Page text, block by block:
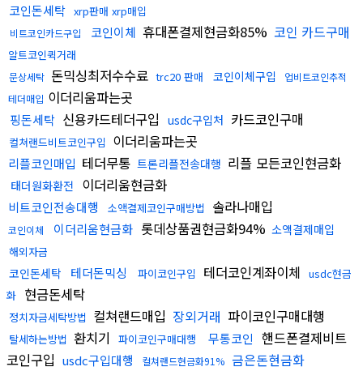
코인돈세탁 xrp판매 xrp매입
비트코인카드구입 코인이체 휴대폰결제현금화85% 코인 카드구매
알트코인퀵거래
문상세탁 돈믹싱최저수수료 trc20 판매 코인이체구입
업비트코인추적
테더매입 이더리움파는곳
핑돈세탁 신용카드테더구입 usdc구입처 카드코인구매
컬쳐랜드비트코인구입 이더리움파는곳
리플코인매입 테더무통 트론리플전송대행 리플 모든코인현금화
태더원화환전 이더리움현금화
비트코인전송대행 소액결제코인구매방법 솔라나매입
코인이체 이더리움현금화 롯데상품권현금화94% 소액결제매입
해외자금
코인돈세탁 테더돈믹싱 파이코인구입 테더코인계좌이체 usdc현금
화 현금돈세탁
정치자금세탁방법 컬쳐랜드매입 장외거래 파이코인구매대행
탈세하는방법 환치기 파이코인구매대행 무통코인 핸드폰결제비트
코인구입 usdc구입대행 컬쳐랜드현금화91% 금은돈현금화